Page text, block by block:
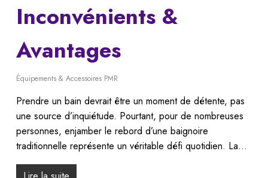
Inconvénients &
Avantages
Équipements & Accessoires PMR
Prendre un bain devrait être un moment de détente, pas
une source d’inquiétude. Pourtant, pour de nombreuses
personnes, enjamber le rebord d’une baignoire
traditionnelle représente un véritable défi quotidien. La…